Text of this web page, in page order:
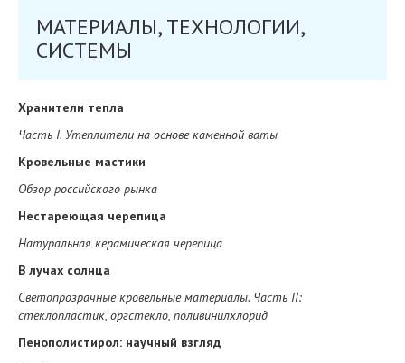
МАТЕРИАЛЫ, ТЕХНОЛОГИИ,
СИСТЕМЫ
Хранители тепла
Часть I. Утеплители на основе каменной ваты
Кровельные мастики
Обзор российского рынка
Нестареющая черепица
Натуральная керамическая черепица
В лучах солнца
Cветопрозрачные кровельные материалы. Часть II:
стеклопластик, оргстекло, поливинилхлорид
Пенополистирол: научный взгляд